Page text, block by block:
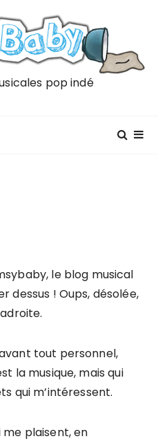
pop indé
le blog musical
dessus ! Oups, désolée,
tout personnel,
la musique, mais qui
qui m’intéressent.
me plaisent, en